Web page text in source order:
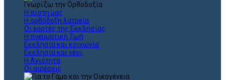
Γνωρίζω την Ορθοδοξία
Η πίστη μας
Η ορθόδοξη λατρεία
Οι εορτές της Εκκλησίας
Η πνευματική ζωή
Εκκλησία και κοινωνία
Εκκλησία και νέοι
Η Αγιότητα
Οι αιρέσεις